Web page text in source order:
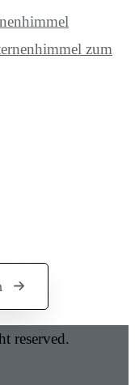
zum
reserved.